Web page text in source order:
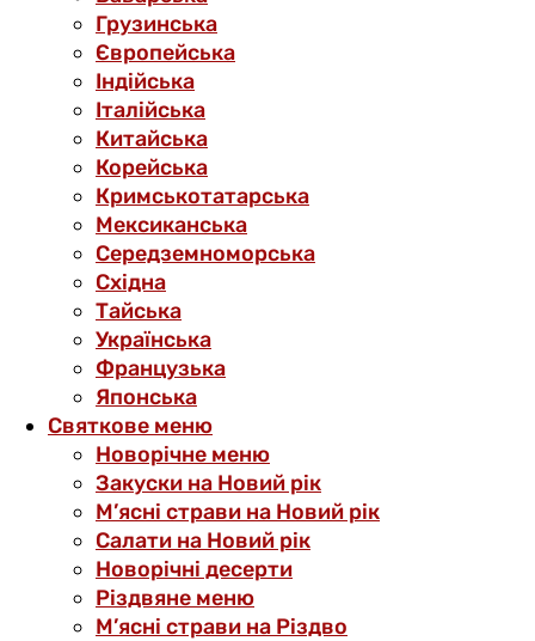
Грузинська
Європейська
Індійська
Італійська
Китайська
Корейська
Кримськотатарська
Мексиканська
Середземноморська
Східна
Тайська
Українська
Французька
Японська
Святкове меню
Новорічне меню
Закуски на Новий рік
М’ясні страви на Новий рік
Салати на Новий рік
Новорічні десерти
Різдвяне меню
М’ясні страви на Різдво